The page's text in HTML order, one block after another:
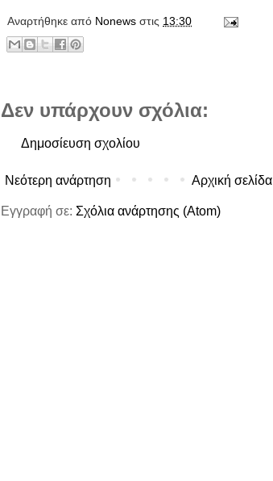
Αναρτήθηκε από Νonews στις 13:30
Δεν υπάρχουν σχόλια:
Δημοσίευση σχολίου
Νεότερη ανάρτηση Αρχική σελίδα
Εγγραφή σε: Σχόλια ανάρτησης (Atom)